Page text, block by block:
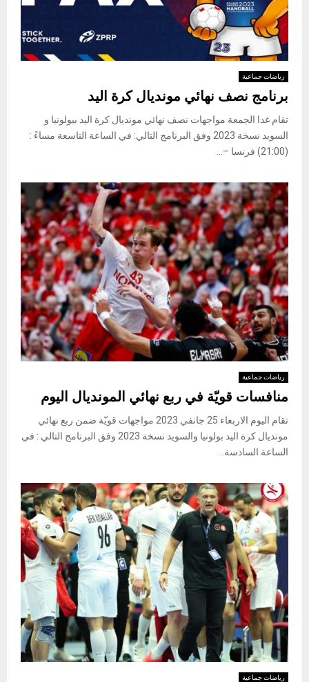
رياضات جماعية
برنامج نصف نهائي مونديال كرة اليد
تقام غدا الجمعة مواجهات نصف نهائي مونديال كرة اليد ببولونيا و
السويد نسخة 2023 وفق البرنامج التالي: في الساعة التاسعة مساءً :
(21:00) فرنسا –...
رياضات جماعية
منافسات قويّة في ربع نهائي المونديال اليوم
تقام اليوم الاربعاء 25 جانفي 2023 مواجهات قويّة ضمن ربع نهائي
مونديال كرة اليد بولونيا والسويد نسخة 2023 وفق البرنامج التالي : في
الساعة السادسة...
رياضات جماعية